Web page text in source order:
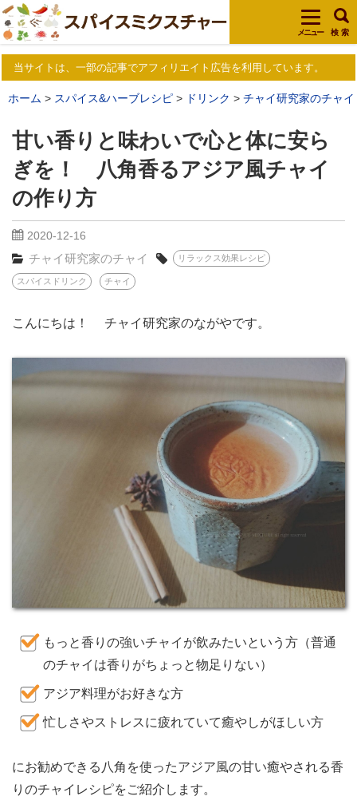
メニュー 検 索
当サイトは、一部の記事でアフィリエイト広告を利用しています。
ホーム スパイス&ハーブレシピ ドリンク チャイ研究家のチャイ
甘い香りと味わいで心と体に安ら
ぎを！ 八角香るアジア風チャイ
の作り方
2020-12-16
チャイ研究家のチャイ リラックス効果レシピ
スパイスドリンク チャイ
こんにちは！ チャイ研究家のながやです。
もっと香りの強いチャイが飲みたいという方（普通
のチャイは香りがちょっと物足りない）
アジア料理がお好きな方
忙しさやストレスに疲れていて癒やしがほしい方
にお勧めできる八角を使ったアジア風の甘い癒やされる香
りのチャイレシピをご紹介します。